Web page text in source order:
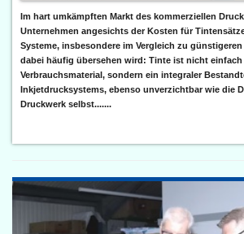
Im hart umkämpften Markt des kommerziellen
Unternehmen angesichts der Kosten für
Systeme, insbesondere im Vergleich zu
dabei häufig übersehen wird: Tinte ist nicht einfach
Verbrauchsmaterial, sondern ein integraler
Inkjetdrucksystems, ebenso unverzichtbar wie die
Druckwerk selbst.......